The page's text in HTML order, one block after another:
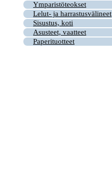
Ymparistöteokset
Lelut- ja harrastusvälineet
Sisustus, koti
Asusteet, vaatteet
Paperituotteet